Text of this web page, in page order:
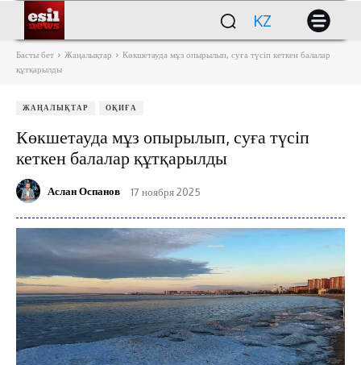
KZ
Басты бет Жаңалықтар
Көкшетауда мұз опырылып, суға түсіп кеткен балалар
құтқарылды
ЖАҢАЛЫҚТАР ОҚИҒА
Көкшетауда мұз опырылып, суға түсіп
кеткен балалар құтқарылды
Аслан Оспанов 17 ноября 2025